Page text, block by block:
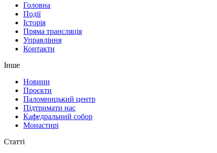
Головна
Події
Історія
Пряма трансляція
Управління
Контакти
Інше
Новини
Проєкти
Паломницький центр
Підтримати нас
Кафедральний собор
Монастирі
Статті